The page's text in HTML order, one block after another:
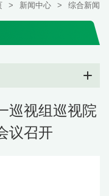
> 新闻中心 > 综合新闻
巡视组巡视院
议召开